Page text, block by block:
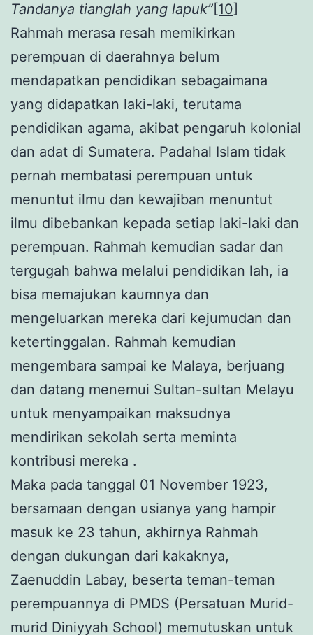
Tandanya tianglah yang lapuk”[10]
Rahmah merasa resah memikirkan
perempuan di daerahnya belum
mendapatkan pendidikan sebagaimana
yang didapatkan laki-laki, terutama
pendidikan agama, akibat pengaruh kolonial
dan adat di Sumatera. Padahal Islam tidak
pernah membatasi perempuan untuk
menuntut ilmu dan kewajiban menuntut
ilmu dibebankan kepada setiap laki-laki dan
perempuan. Rahmah kemudian sadar dan
tergugah bahwa melalui pendidikan lah, ia
bisa memajukan kaumnya dan
mengeluarkan mereka dari kejumudan dan
ketertinggalan. Rahmah kemudian
mengembara sampai ke Malaya, berjuang
dan datang menemui Sultan-sultan Melayu
untuk menyampaikan maksudnya
mendirikan sekolah serta meminta
kontribusi mereka .
Maka pada tanggal 01 November 1923,
bersamaan dengan usianya yang hampir
masuk ke 23 tahun, akhirnya Rahmah
dengan dukungan dari kakaknya,
Zaenuddin Labay, beserta teman-teman
perempuannya di PMDS (Persatuan Murid-
murid Diniyyah School) memutuskan untuk